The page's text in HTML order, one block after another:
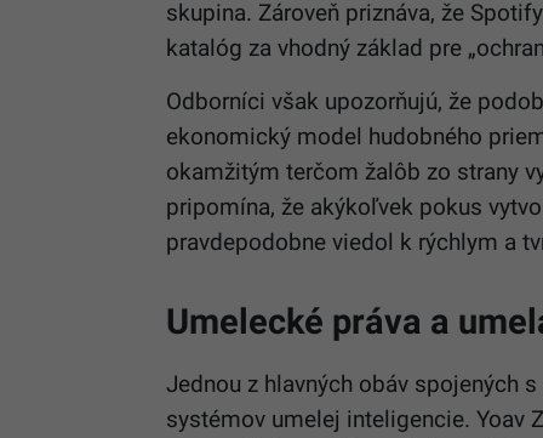
skupina. Zároveň priznáva, že
katalóg za vhodný základ pre
Odborníci však upozorňujú, že
ekonomický model hudobného
okamžitým terčom žalôb zo strany
pripomína, že akýkoľvek pokus
pravdepodobne viedol k rýchlym a
Umelecké práva a
Jednou z hlavných obáv spojených
systémov umelej inteligencie. Yoav